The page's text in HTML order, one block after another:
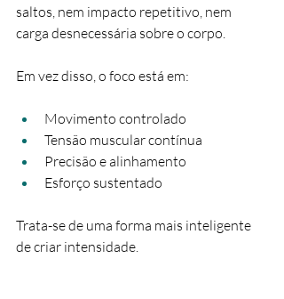
saltos, nem impacto repetitivo, nem
carga desnecessária sobre o corpo.
Em vez disso, o foco está em:
Movimento controlado
Tensão muscular contínua
Precisão e alinhamento
Esforço sustentado
Trata-se de uma forma mais inteligente
de criar intensidade.